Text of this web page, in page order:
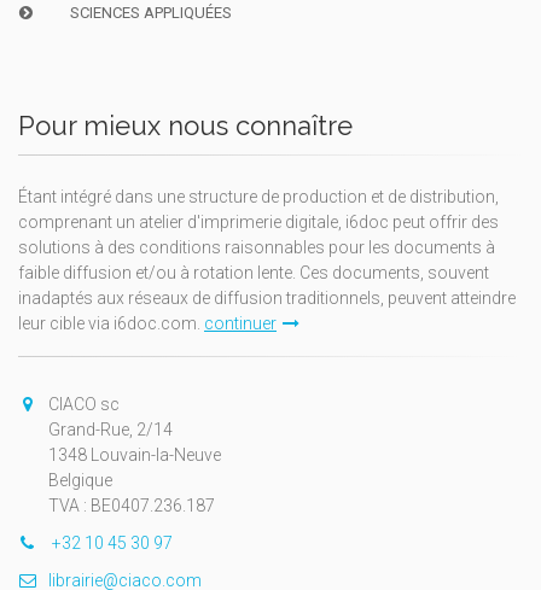
SCIENCES APPLIQUÉES
Pour mieux nous connaître
Étant intégré dans une structure de production et de distribution,
comprenant un atelier d'imprimerie digitale, i6doc peut offrir des
solutions à des conditions raisonnables pour les documents à
faible diffusion et/ou à rotation lente. Ces documents, souvent
inadaptés aux réseaux de diffusion traditionnels, peuvent atteindre
leur cible via i6doc.com. continuer
CIACO sc
Grand-Rue, 2/14
1348 Louvain-la-Neuve
Belgique
TVA : BE0407.236.187
+32 10 45 30 97
librairie@ciaco.com